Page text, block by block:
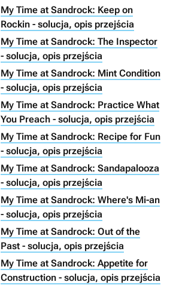
My Time at Sandrock: Keep on
Rockin - solucja, opis przejścia
My Time at Sandrock: The Inspector
- solucja, opis przejścia
My Time at Sandrock: Mint Condition
- solucja, opis przejścia
My Time at Sandrock: Practice What
You Preach - solucja, opis przejścia
My Time at Sandrock: Recipe for Fun
- solucja, opis przejścia
My Time at Sandrock: Sandapalooza
- solucja, opis przejścia
My Time at Sandrock: Where's Mi-an
- solucja, opis przejścia
My Time at Sandrock: Out of the
Past - solucja, opis przejścia
My Time at Sandrock: Appetite for
Construction - solucja, opis przejścia